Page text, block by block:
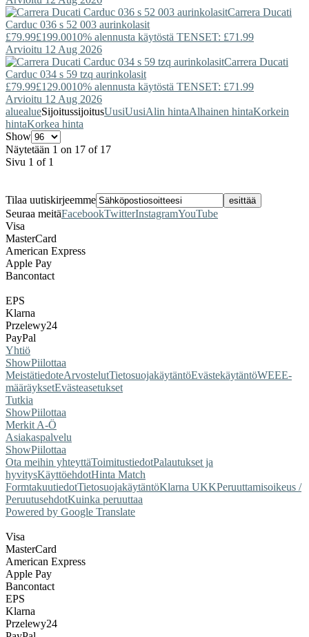
Carrera Ducati
Carduc 036 s 52 003 aurinkolasit
£79.99£199.0010% alennusta käytöstä TENSET: £71.99
Arvioitu 12 Aug 2026
Carrera Ducati
Carduc 034 s 59 tzq aurinkolasit
£79.99£129.0010% alennusta käytöstä TENSET: £71.99
Arvioitu 12 Aug 2026
aluealueSijoitussijoitusUusiUusiAlin hintaAlhainen hintaKorkein
hintaKorkea hinta
Show
Näytetään 1 on 17 of 17
Sivu 1 of 1
Tilaa uutiskirjeemme
Seuraa meitäFacebookTwitterInstagramYouTube
Visa
MasterCard
American Express
Apple Pay
Bancontact
EPS
Klarna
Przelewy24
PayPal
Yhtiö
ShowPiilottaa
MeistätiedoteArvostelutTietosuojakäytäntöEvästekäytäntöWEEE-
määräyksetEvästeasetukset
Tutkia
ShowPiilottaa
Merkit A-Ö
Asiakaspalvelu
ShowPiilottaa
Ota meihin yhteyttäToimitustiedotPalautukset ja
hyvitysKäyttöehdotHinta Match
FormtakuutiedotTietosuojakäytäntöKlarna UKKPeruuttamisoikeus /
PeruutusehdotKuinka peruuttaa
Powered by Google Translate
Visa
MasterCard
American Express
Apple Pay
Bancontact
EPS
Klarna
Przelewy24